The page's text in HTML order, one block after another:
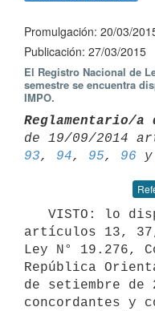
Promulgación: 20/03/
Publicación: 27/03/2015
El Registro Nacional de
semestre se encuentra
IMPO.
Reglamentario/a
de 19/09/2014
93, 94, 95, 96 y
artículos 13,
Ley N° 19.276,
República
de setiembre de
concordantes y